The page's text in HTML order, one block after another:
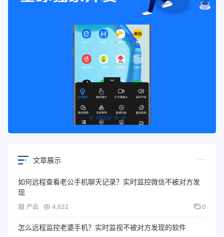
文章展示
如何远程查看老公手机聊天记录？实时监控微信不被对方发
现
产品 4,632 0
怎么远程监控老婆手机？实时监视不被对方发现的软件